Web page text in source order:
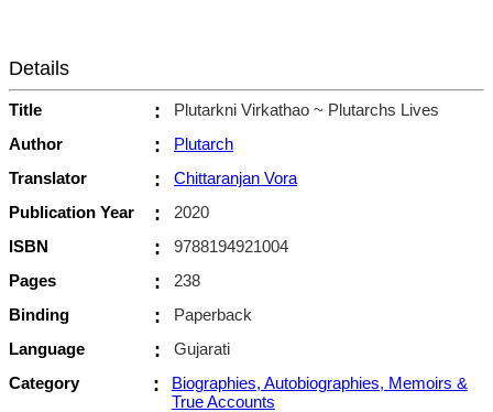
Details
Title :
Plutarkni Virkathao ~ Plutarchs Lives
Author
:
Plutarch
Translator
:
Chittaranjan Vora
Publication Year
:
2020
ISBN
:
9788194921004
Pages
:
238
Binding
:
Paperback
Language
:
Gujarati
Category
:
Biographies, Autobiographies, Memoirs &
True Accounts